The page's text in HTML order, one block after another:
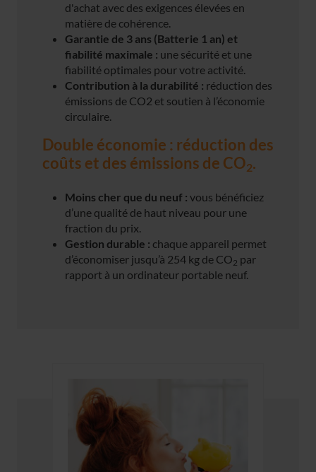
d'achat avec des exigences élevées en
matière de cohérence.
Garantie de 3 ans (Batterie 1 an) et
fiabilité maximale : une sécurité et une
fiabilité optimales pour votre activité.
Contribution à la durabilité : réduction des
émissions de CO2 et soutien à l’économie
circulaire.
Double économie : réduction des
coûts et des émissions de CO2.
Moins cher que du neuf : vous bénéficiez
d’une qualité de haut niveau pour une
fraction du prix.
Gestion durable : chaque appareil permet
d’économiser jusqu’à 254 kg de CO2 par
rapport à un ordinateur portable neuf.